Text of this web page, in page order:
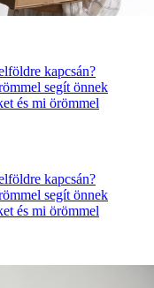
kapcsán?
segít önnek
és mi örömmel
kapcsán?
segít önnek
és mi örömmel